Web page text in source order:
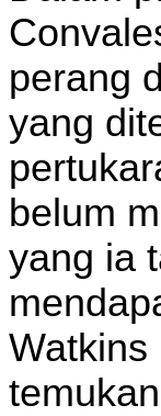
perang
yang
belum
yang ia
Watkins